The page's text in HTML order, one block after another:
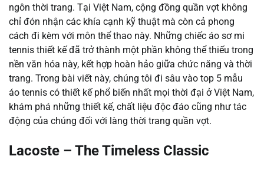
ngôn thời trang. Tại Việt Nam, cộng đồng quần vợt không
chỉ đón nhận các khía cạnh kỹ thuật mà còn cả phong
cách đi kèm với môn thể thao này. Những chiếc áo sơ mi
tennis thiết kế đã trở thành một phần không thể thiếu trong
nền văn hóa này, kết hợp hoàn hảo giữa chức năng và thời
trang. Trong bài viết này, chúng tôi đi sâu vào top 5 mẫu
áo tennis có thiết kế phổ biến nhất mọi thời đại ở Việt Nam,
khám phá những thiết kế, chất liệu độc đáo cũng như tác
động của chúng đối với làng thời trang quần vợt.
Lacoste – The Timeless Classic